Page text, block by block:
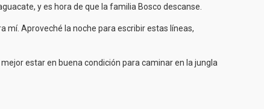
y es hora de que la familia Bosco descanse.
mí. Aproveché la noche para escribir estas líneas,
estar en buena condición para caminar en la jungla